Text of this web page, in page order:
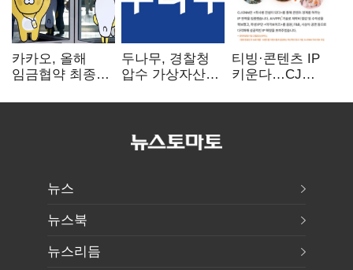
카카오, 올해
임금협약 최종
인상·격려금
두나무, 경찰청
압수 가상자산
커스터디 사업
티빙·콘텐츠 IP
키운다…CJ
글로벌 확장 가속
뉴스
뉴스북
뉴스리듬